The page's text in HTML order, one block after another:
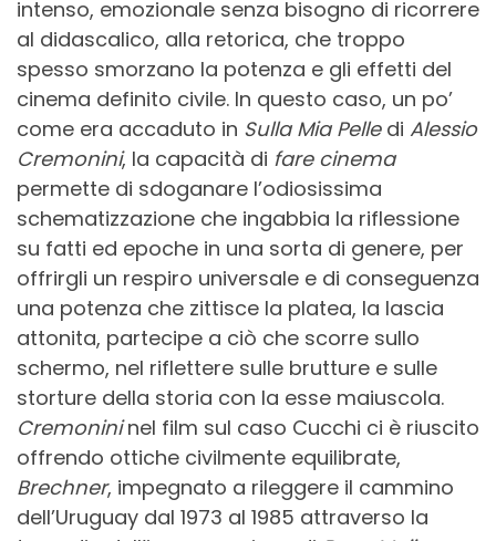
intenso, emozionale senza bisogno di ricorrere
al didascalico, alla retorica, che troppo
spesso smorzano la potenza e gli effetti del
cinema definito civile. In questo caso, un po’
come era accaduto in Sulla Mia Pelledi Alessio
Cremonini, la capacità di fare cinema
permette di sdoganare l’odiosissima
schematizzazione che ingabbia la riflessione
su fatti ed epoche in una sorta di genere, per
offrirgli un respiro universale e di conseguenza
una potenza che zittisce la platea, la lascia
attonita, partecipe a ciò che scorre sullo
schermo, nel riflettere sulle brutture e sulle
storture della storia con la esse maiuscola.
Cremonininel film sul caso Cucchi ci è riuscito
offrendo ottiche civilmente equilibrate,
Brechner, impegnato a rileggere il cammino
dell’Uruguay dal 1973 al 1985 attraverso la